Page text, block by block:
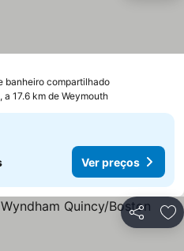
banheiro compartilhado
a 17.6 km de Weymouth
Ver preços
Partilhar